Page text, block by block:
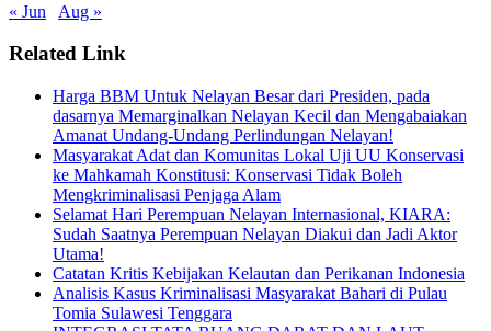
« Jun
Aug »
Related Link
Harga BBM Untuk Nelayan Besar dari Presiden, pada
dasarnya Memarginalkan Nelayan Kecil dan Mengabaiakan
Amanat Undang-Undang Perlindungan Nelayan!
Masyarakat Adat dan Komunitas Lokal Uji UU Konservasi
ke Mahkamah Konstitusi: Konservasi Tidak Boleh
Mengkriminalisasi Penjaga Alam
Selamat Hari Perempuan Nelayan Internasional, KIARA:
Sudah Saatnya Perempuan Nelayan Diakui dan Jadi Aktor
Utama!
Catatan Kritis Kebijakan Kelautan dan Perikanan Indonesia
Analisis Kasus Kriminalisasi Masyarakat Bahari di Pulau
Tomia Sulawesi Tenggara